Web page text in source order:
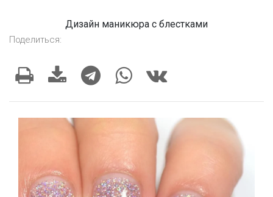
Дизайн маникюра с блестками
Поделиться: